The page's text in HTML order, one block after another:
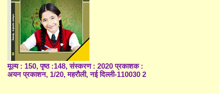
मूल्य : 150, पृष्ठ :148, संस्करण : 2020 प्रकाशक :
अयन प्रकाशन, 1/20, महरौली, नई दिल्ली-110030 2